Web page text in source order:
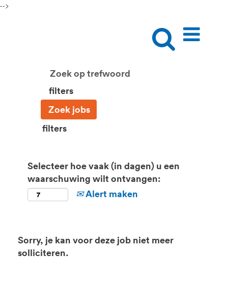
-->
filters
filters
Selecteer hoe vaak (in dagen) u een
waarschuwing wilt ontvangen:
Alert maken
Sorry, je kan voor deze job niet meer
solliciteren.